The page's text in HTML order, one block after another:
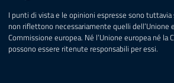
I punti di vista e le opinioni espresse sono
non riflettono necessariamente quelli dell’Unione
Commissione europea. Né l’Unione europea né la
possono essere ritenute responsabili per essi.